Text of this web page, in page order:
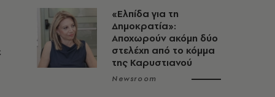
«Ελπίδα για τη
Δημοκρατία»:
Αποχωρούν ακόμη δύο
στελέχη από το κόμμα
της Καρυστιανού
Newsroom